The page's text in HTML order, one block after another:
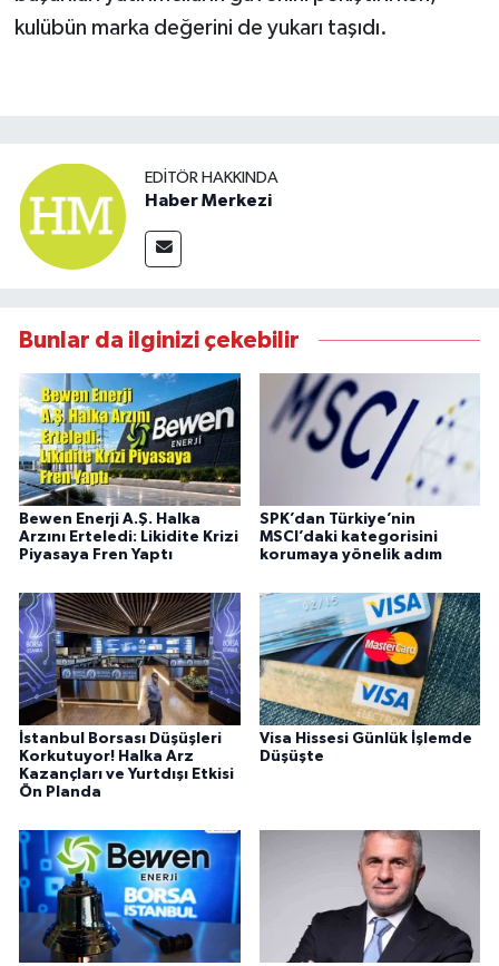
kulübün marka değerini de yukarı taşıdı.
EDITÖR HAKKINDA
Haber Merkezi
Bunlar da ilginizi çekebilir
Bewen Enerji A.Ş. Halka
Arzını Erteledi: Likidite Krizi
Piyasaya Fren Yaptı
SPK’dan Türkiye’nin
MSCI’daki kategorisini
korumaya yönelik adım
İstanbul Borsası Düşüşleri
Korkutuyor! Halka Arz
Kazançları ve Yurtdışı Etkisi
Ön Planda
Visa Hissesi Günlük İşlemde
Düşüşte